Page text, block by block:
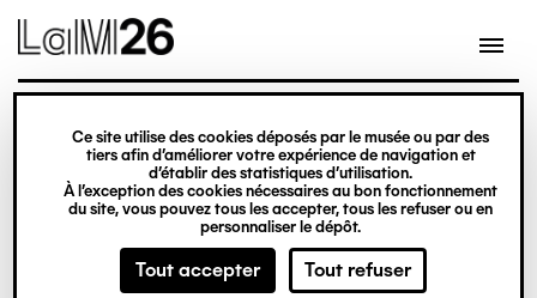
Gestion des cookies
Ce site utilise des cookies déposés par le musée ou par des
tiers afin d’améliorer votre expérience de navigation et
d’établir des statistiques d’utilisation.
À l’exception des cookies nécessaires au bon fonctionnement
du site, vous pouvez tous les accepter, tous les refuser ou en
personnaliser le dépôt.
Tout accepter Tout refuser
contenu